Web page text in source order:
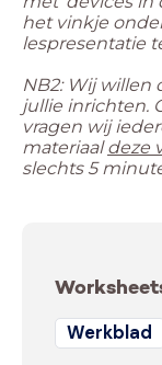
het vinkje
NB2: Wij willen
jullie inrichten.
vragen wij
materiaaldeze
slechts 5
Werkblad